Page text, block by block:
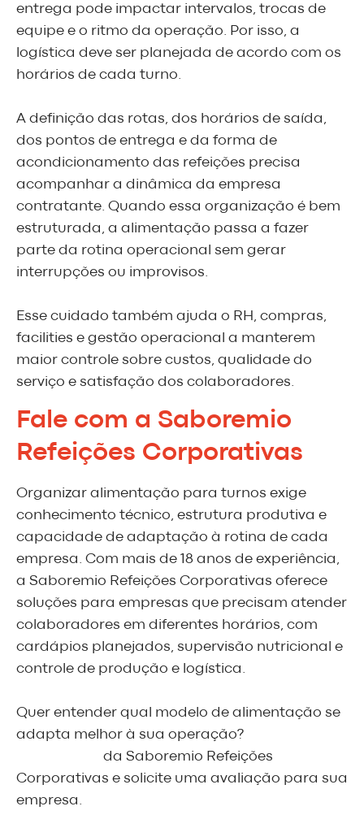
entrega pode impactar intervalos, trocas de
equipe e o ritmo da operação. Por isso, a
logística deve ser planejada de acordo com os
horários de cada turno.
A definição das rotas, dos horários de saída,
dos pontos de entrega e da forma de
acondicionamento das refeições precisa
acompanhar a dinâmica da empresa
contratante. Quando essa organização é bem
estruturada, a alimentação passa a fazer
parte da rotina operacional sem gerar
interrupções ou improvisos.
Esse cuidado também ajuda o RH, compras,
facilities e gestão operacional a manterem
maior controle sobre custos, qualidade do
serviço e satisfação dos colaboradores.
Fale com a Saboremio
Refeições Corporativas
Organizar alimentação para turnos exige
conhecimento técnico, estrutura produtiva e
capacidade de adaptação à rotina de cada
empresa. Com mais de 18 anos de experiência,
a Saboremio Refeições Corporativas oferece
soluções para empresas que precisam atender
colaboradores em diferentes horários, com
cardápios planejados, supervisão nutricional e
controle de produção e logística.
Quer entender qual modelo de alimentação se
adapta melhor à sua operação?
da Saboremio Refeições
Corporativas e solicite uma avaliação para sua
empresa.